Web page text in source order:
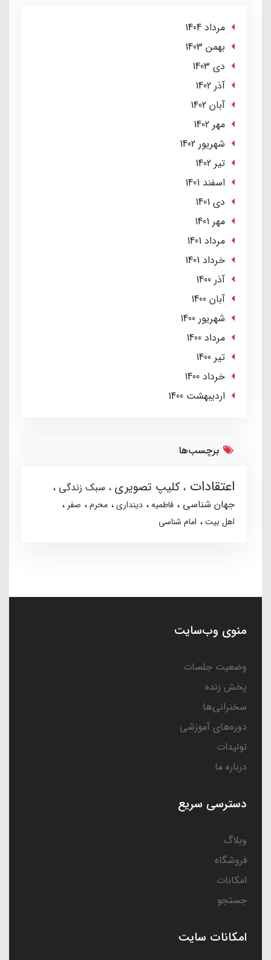
مرداد 1404
بهمن 1403
دی 1403
آذر 1402
آبان 1402
مهر 1402
شهریور 1402
تير 1402
اسفند 1401
دی 1401
مهر 1401
مرداد 1401
خرداد 1401
آذر 1400
آبان 1400
شهریور 1400
مرداد 1400
تير 1400
خرداد 1400
ارديبهشت 1400
برچسب‌ها
اعتقادات کلیپ تصویری
سبک زندگی
جهان شناسی
فاطمیه دینداری محرم
صفر
اهل بیت
امام شناسی
منوی وب‌سایت
وضعیت جلسات
پخش زنده
سخنرانی‌ها
دوره‌های آموزشی
تولیدات
درباره ما
دسترسی سریع
وبلاگ
فروشگاه
امکانات
جستجو
امکانات سایت